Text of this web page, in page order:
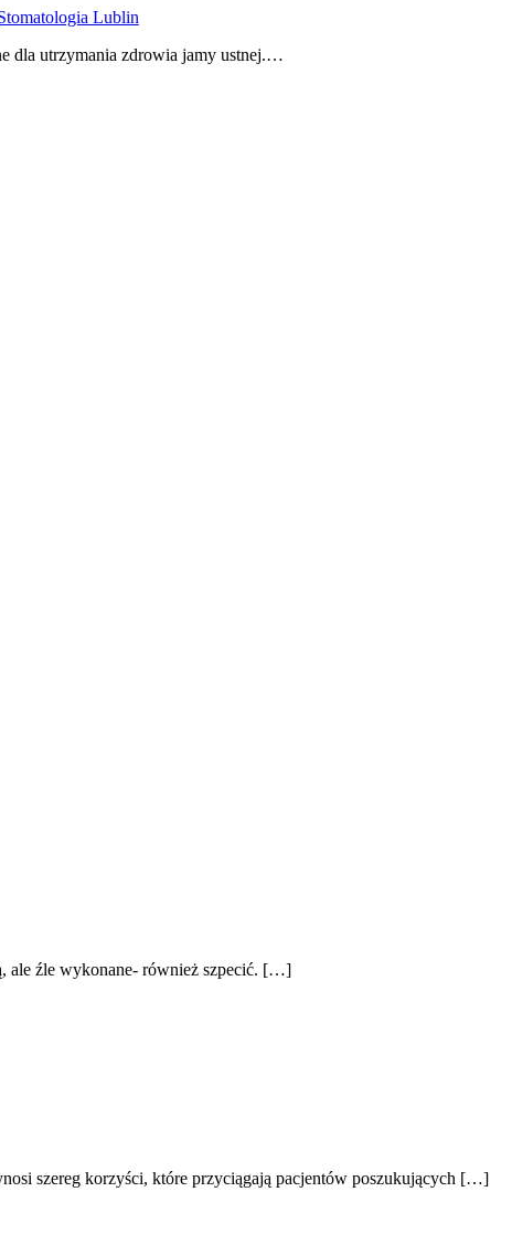
Lublin
dla utrzymania zdrowia jamy ustnej.…
ale źle wykonane- również szpecić. […]
szereg korzyści, które przyciągają pacjentów poszukujących […]